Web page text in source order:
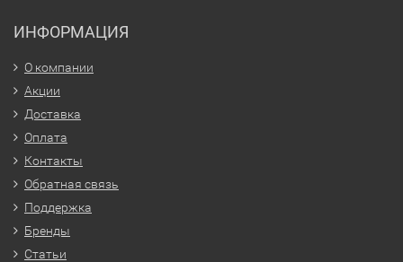
ИНФОРМАЦИЯ
О компании
Акции
Доставка
Оплата
Контакты
Обратная связь
Поддержка
Бренды
Статьи